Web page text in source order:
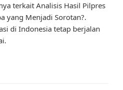
terkait Analisis Hasil Pilpres
yang Menjadi Sorotan?.
di Indonesia tetap berjalan